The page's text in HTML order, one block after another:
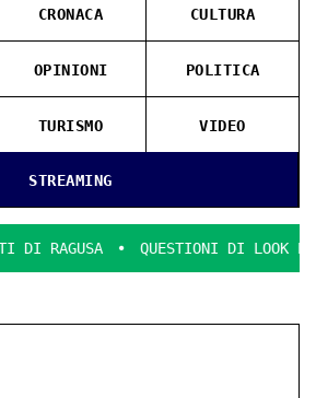
STREAMING
CRONACA CULTURA
OPINIONI POLITICA
TURISMO VIDEO
QUESTIONI DI LOOK E DECENZA.